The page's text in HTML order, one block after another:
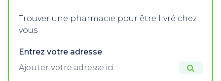
Trouver une pharmacie pour être livré chez
vous
Entrez votre adresse